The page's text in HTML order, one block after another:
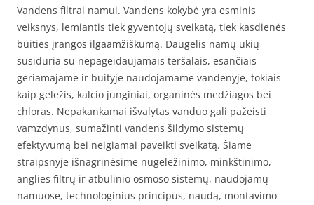
Vandens filtrai namui. Vandens kokybė yra esminis
veiksnys, lemiantis tiek gyventojų sveikatą, tiek kasdienės
buities įrangos ilgaamžiškumą. Daugelis namų ūkių
susiduria su nepageidaujamais teršalais, esančiais
geriamajame ir buityje naudojamame vandenyje, tokiais
kaip geležis, kalcio junginiai, organinės medžiagos bei
chloras. Nepakankamai išvalytas vanduo gali pažeisti
vamzdynus, sumažinti vandens šildymo sistemų
efektyvumą bei neigiamai paveikti sveikatą. Šiame
straipsnyje išnagrinėsime nugeležinimo, minkštinimo,
anglies filtrų ir atbulinio osmoso sistemų, naudojamų
namuose, technologinius principus, naudą, montavimo